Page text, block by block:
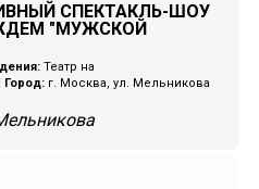
СПЕКТАКЛЬ-ШОУ
"МУЖСКОЙ
Театр на
Город: г. Москва, ул. Мельникова